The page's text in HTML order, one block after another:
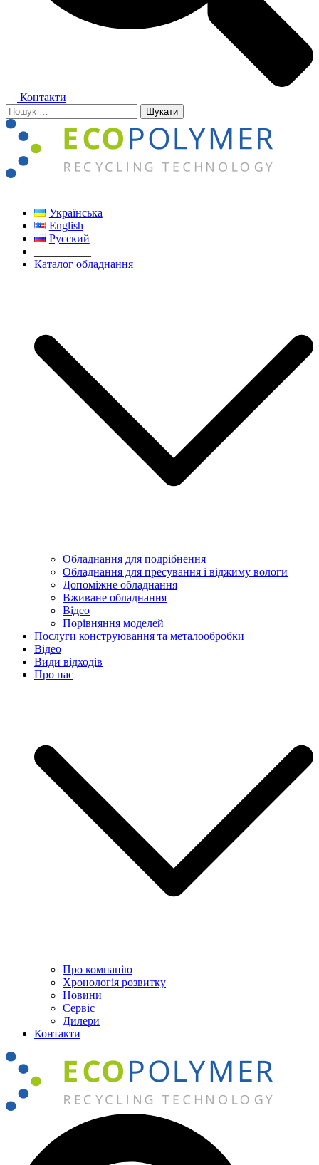
Контакти
Пошук:
Українська
English
Русский
Каталог обладнання
Обладнання для подрібнення
Обладнання для пресування і віджиму вологи
Допоміжне обладнання
Вживане обладнання
Відео
Порівняння моделей
Послуги конструювання та металообробки
Відео
Види відходів
Про нас
Про компанію
Хронологія розвитку
Новини
Сервіс
Дилери
Контакти